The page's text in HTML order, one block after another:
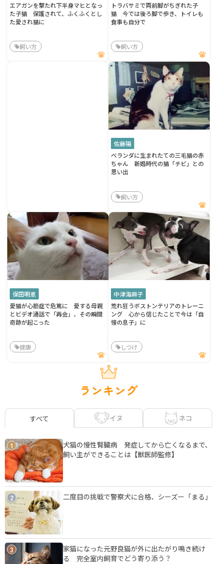
エアガンを撃たれ下半身マヒとなっ
た子猫 保護されて、ふくふくとし
た愛され猫に
飼い方
トラバサミで両前脚がちぎれた子
猫 今では後ろ脚で歩き、トイレも
食事も自分で
飼い方
佐藤陽
ベランダに生まれたての三毛猫の赤
ちゃん 新婚時代の猫「チビ」との
思い出
飼い方
保田明恵
愛猫が心筋症で危篤に 愛する母親
とビデオ通話で「再会」、その瞬間
奇跡が起こった
健康
中津海麻子
荒れ狂うボストンテリアのトレーニ
ング 心から信じたことで今は「自
慢の息子」に
しつけ
ランキング
すべて イヌ ネコ
1
犬猫の慢性腎臓病 発症してから亡くなるまで、
飼い主ができることは【獣医師監修】
2 二度目の挑戦で警察犬に合格、シーズー「まる」
3
家猫になった元野良猫が外に出たがり鳴き続け
る 完全室内飼育でどう寄り添う？